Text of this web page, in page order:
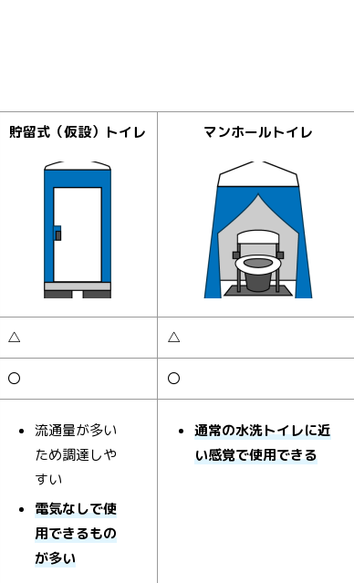
貯留式（仮設）トイレ マンホールトイレ
△ △
〇 〇
流通量が多い
ため調達しや
すい
電気なしで使
用できるもの
が多い
通常の水洗トイレに近
い感覚で使用できる